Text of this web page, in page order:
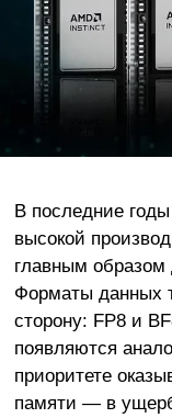
В последние
высокой
главным
Форматы данных
сторону: FP8 и
появляются
приоритете
памяти — в